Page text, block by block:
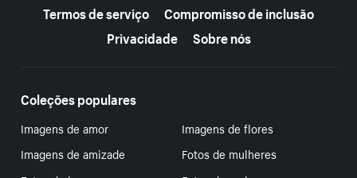
Termos de serviço
Compromisso de inclusão
Privacidade
Sobre nós
Coleções populares
Imagens de amor
Imagens de flores
Imagens de amizade
Fotos de mulheres